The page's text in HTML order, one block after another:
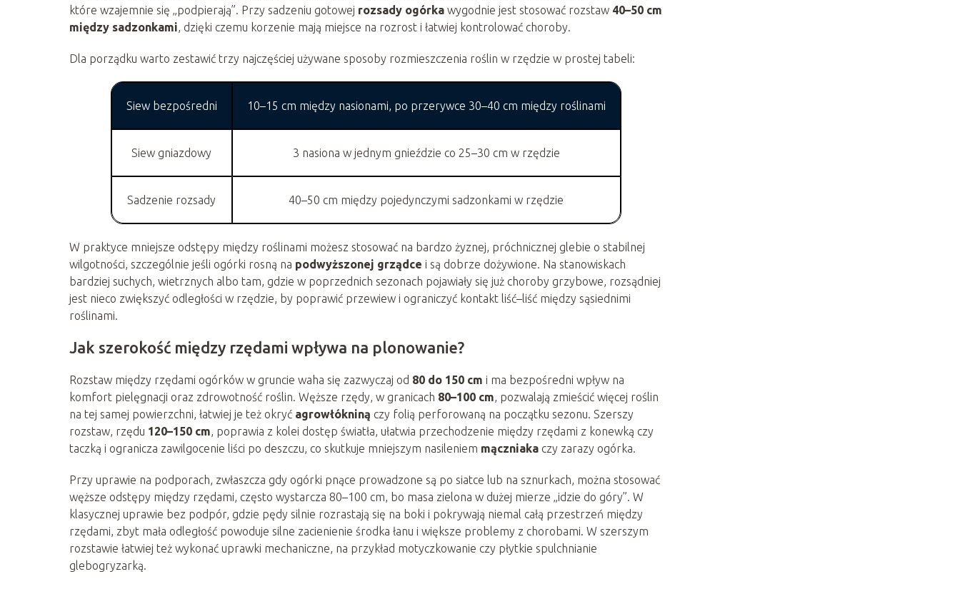
które wzajemnie się „podpierają”. Przy sadzeniu gotowej rozsady ogórka wygodnie jest stosować rozstaw 40–50 cm
między sadzonkami, dzięki czemu korzenie mają miejsce na rozrost i łatwiej kontrolować choroby.
Dla porządku warto zestawić trzy najczęściej używane sposoby rozmieszczenia roślin w rzędzie w prostej tabeli:
Siew bezpośredni 10–15 cm między nasionami, po przerywce 30–40 cm między roślinami
Siew gniazdowy 3 nasiona w jednym gnieździe co 25–30 cm w rzędzie
Sadzenie rozsady 40–50 cm między pojedynczymi sadzonkami w rzędzie
W praktyce mniejsze odstępy między roślinami możesz stosować na bardzo żyznej, próchnicznej glebie o stabilnej
wilgotności, szczególnie jeśli ogórki rosną na podwyższonej grządce i są dobrze dożywione. Na stanowiskach
bardziej suchych, wietrznych albo tam, gdzie w poprzednich sezonach pojawiały się już choroby grzybowe, rozsądniej
jest nieco zwiększyć odległości w rzędzie, by poprawić przewiew i ograniczyć kontakt liść–liść między sąsiednimi
roślinami.
Jak szerokość między rzędami wpływa na plonowanie?
Rozstaw między rzędami ogórków w gruncie waha się zazwyczaj od 80 do 150 cm i ma bezpośredni wpływ na
komfort pielęgnacji oraz zdrowotność roślin. Węższe rzędy, w granicach 80–100 cm, pozwalają zmieścić więcej roślin
na tej samej powierzchni, łatwiej je też okryć agrowłókniną czy folią perforowaną na początku sezonu. Szerszy
rozstaw, rzędu 120–150 cm, poprawia z kolei dostęp światła, ułatwia przechodzenie między rzędami z konewką czy
taczką i ogranicza zawilgocenie liści po deszczu, co skutkuje mniejszym nasileniem mączniaka czy zarazy ogórka.
Przy uprawie na podporach, zwłaszcza gdy ogórki pnące prowadzone są po siatce lub na sznurkach, można stosować
węższe odstępy między rzędami, często wystarcza 80–100 cm, bo masa zielona w dużej mierze „idzie do góry”. W
klasycznej uprawie bez podpór, gdzie pędy silnie rozrastają się na boki i pokrywają niemal całą przestrzeń między
rzędami, zbyt mała odległość powoduje silne zacienienie środka łanu i większe problemy z chorobami. W szerszym
rozstawie łatwiej też wykonać uprawki mechaniczne, na przykład motyczkowanie czy płytkie spulchnianie
glebogryzarką.